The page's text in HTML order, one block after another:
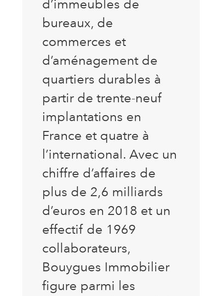
d’immeubles de
bureaux, de
commerces et
d’aménagement de
quartiers durables à
partir de trente-neuf
implantations en
France et quatre à
l’international. Avec un
chiffre d’affaires de
plus de 2,6 milliards
d’euros en 2018 et un
effectif de 1969
collaborateurs,
Bouygues Immobilier
figure parmi les